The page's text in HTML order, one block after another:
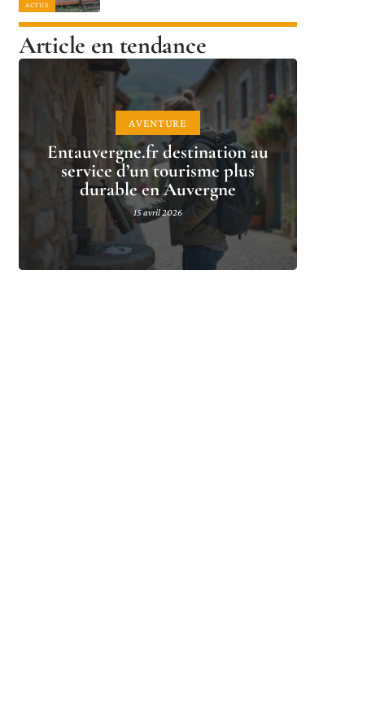
ACTUS
Article en tendance
AVENTURE
Entauvergne.fr destination au
service d’un tourisme plus
durable en Auvergne
15 avril 2026